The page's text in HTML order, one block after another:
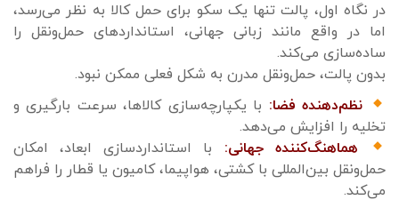
در نگاه اول، پالت تنها یک سکو برای حمل کالا به نظر می‌رسد،
اما در واقع مانند زبانی جهانی، استانداردهای حمل‌ونقل را
ساده‌سازی می‌کند.
بدون پالت، حمل‌ونقل مدرن به شکل فعلی ممکن نبود.
نظم‌دهنده فضا: با یکپارچه‌سازی کالاها، سرعت بارگیری و
تخلیه را افزایش می‌دهد.
هماهنگ‌کننده جهانی:
با استانداردسازی ابعاد، امکان
حمل‌ونقل بین‌المللی با کشتی، هواپیما، کامیون یا قطار را فراهم
می‌کند.